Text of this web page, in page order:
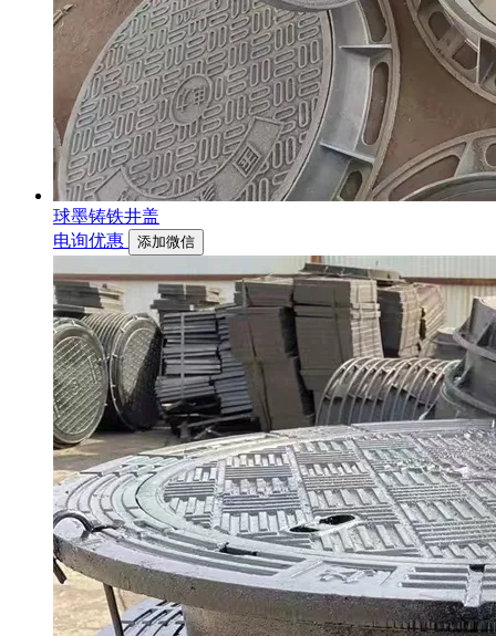
球墨铸铁井盖
电询优惠
添加微信